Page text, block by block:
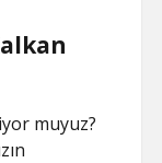
muyuz?